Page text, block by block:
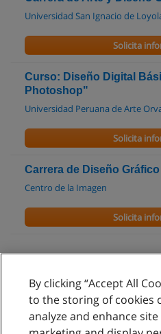
Universidad San Ignacio de
Solicita
Curso: Diseño Digital
Photoshop"
Universidad Peruana de Arte
Solicita
Carrera de Diseño Gráfico
Centro de la Imagen
Solicita
Reglas
Privacidad
By clicking “Accept All
to the storing of cookies
analyze and enhance